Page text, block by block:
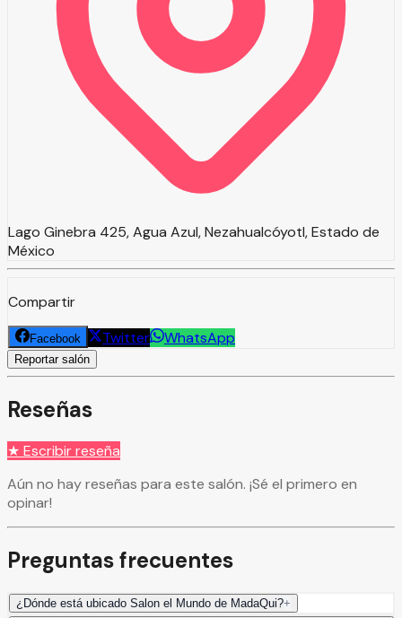
Lago Ginebra 425, Agua Azul, Nezahualcóyotl, Estado de
México
Compartir
Facebook Twitter WhatsApp
Reportar salón
Reseñas
★ Escribir reseña
Aún no hay reseñas para este salón. ¡Sé el primero en
opinar!
Preguntas frecuentes
¿Dónde está ubicado Salon el Mundo de MadaQui?+